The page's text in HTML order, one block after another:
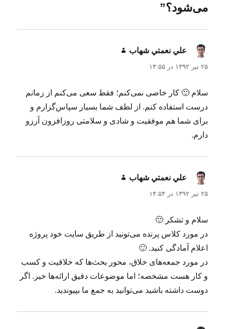
می‌شود؟”
علي نعمتي شهاب
۲۵ تیر ۱۳۹۲ در ۱۴:۵۵
سلام 🙂 کار خاصی نمی‌کنم؛ فقط سعی می‌کنم از زمانم
درست استفاده کنم. از لطف شما بسیار سپاس‌گزارم و
برای شما هم موفقیت و شادی و سلامتی روزافزون آرزو
دارم.
علي نعمتي شهاب
۲۵ تیر ۱۳۹۲ در ۱۴:۵۴
سلام و تشکر 🙂
در مورد کلاس پرنده می‌تونید از طریق سایت خود پروژه
اعلام آمادگی کنید. 🙂
در مورد جمعه‌های خلاق، محور بحث‌ها که خلاقیت و کسب
و کار هست مشخصه؛ اما موضوعات دقیق ارائه‌ها خیر. اگر
دوست داشته باشید می‌توانید به جمع ما بپیوندید.